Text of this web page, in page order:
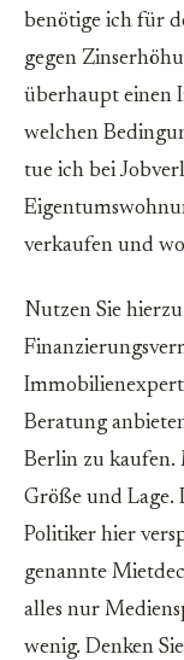
benötige ich für
gegen
überhaupt einen
welchen
tue ich bei
verkaufen und
Nutzen Sie
Beratung
Berlin zu kaufen.
Größe und Lage.
Politiker hier
genannte
alles nur
wenig. Denken